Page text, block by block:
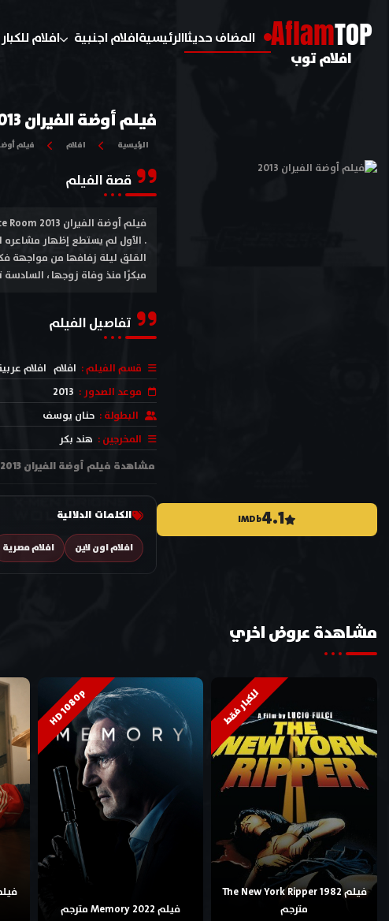
AflamTOP
افلام توب
المضاف حديثاالرئيسيةافلام اجنبية افلام
4.1
IMDb
فيلم أوضة الفيران 2013
الرئيسية افلام فيلم أوضة
قصة الفيلم
. الأول لم يستطع إظهار مشاعره
القلق ليلة زفافها من مواجهة
مبكرًا منذ وفاة زوجها ،
تفاصيل الفيلم
قسم الفيلم : افلام افلام
موعد الصدور : 2013
البطولة : حنان يوسف
المخرجين : هند بكر
مشاهدة فيلم أوضة الفيران 2013 اون لاين وتحميل بجودة عالية HD بطولة نورا سعفان , نيهاد يحيى , حنان يوسف , ندى رياض , بتول الحداد
الكلمات الدلالية
افلام اون لاين افلام مصرية
مشاهدة عروض اخري
للكبار فقط
فيلم The New York Ripper 1982
مترجم
HD 1080p
فيلم Memory 2022 مترجم